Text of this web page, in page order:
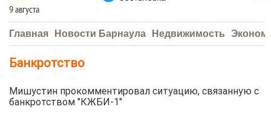
9 августа
Главная Новости Барнаула Недвижимость
Банкротство
Мишустин прокомментировал ситуацию, связанную с
банкротством "КЖБИ-1"